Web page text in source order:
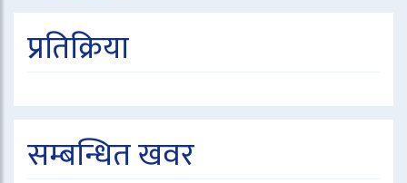
प्रतिक्रिया
सम्बन्धित खवर